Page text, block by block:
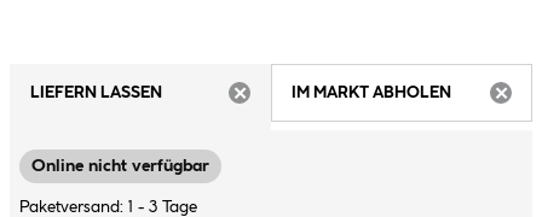
LIEFERN LASSEN
IM MARKT ABHOLEN
Online nicht verfügbar
Paketversand: 1 - 3 Tage